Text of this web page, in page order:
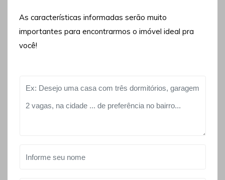
As características informadas serão muito
importantes para encontrarmos o imóvel ideal pra
você!